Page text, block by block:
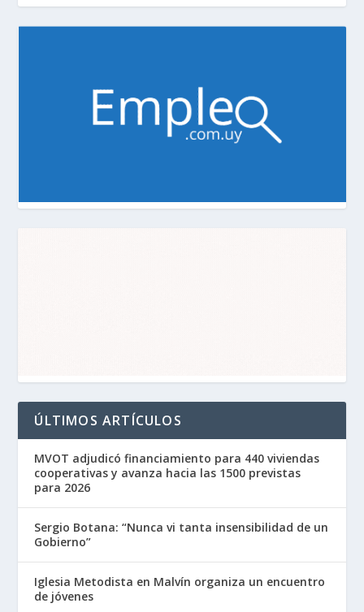
ÚLTIMOS ARTÍCULOS
MVOT adjudicó financiamiento para 440 viviendas
cooperativas y avanza hacia las 1500 previstas
para 2026
Sergio Botana: “Nunca vi tanta insensibilidad de un
Gobierno”
Iglesia Metodista en Malvín organiza un encuentro
de jóvenes